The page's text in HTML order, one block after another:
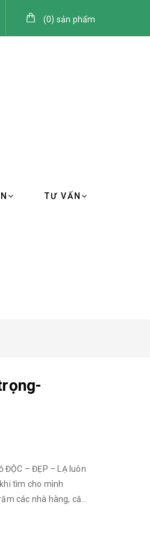
(0) sản phẩm
TƯ VẤN
ĐỘC – ĐẸP – LẠ luôn
tìm cho mình
các nhà hàng, căn
: 95.000 * Chất